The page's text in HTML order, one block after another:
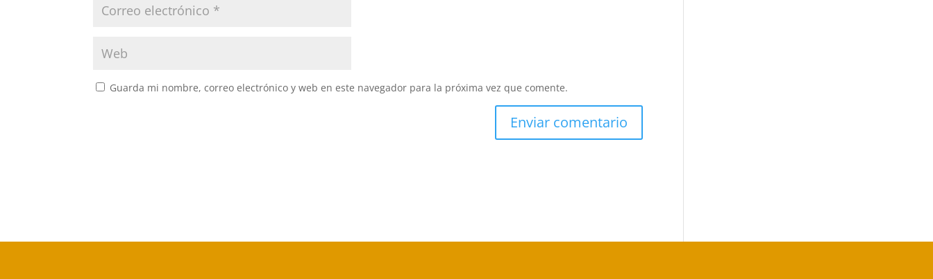
Guarda mi nombre, correo electrónico y web en este navegador para la próxima vez que comente.